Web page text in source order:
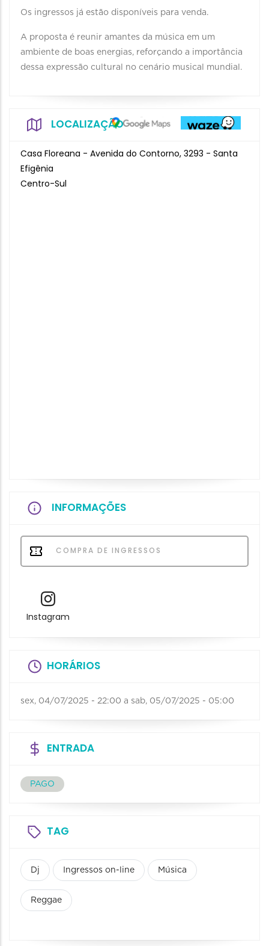
Os ingressos já estão disponíveis para venda.
A proposta é reunir amantes da música em um
ambiente de boas energias, reforçando a importância
dessa expressão cultural no cenário musical mundial.
LOCALIZAÇÃO
Casa Floreana - Avenida do Contorno, 3293 - Santa
Efigênia
Centro-Sul
INFORMAÇÕES
COMPRA DE INGRESSOS
Instagram
HORÁRIOS
sex, 04/07/2025 - 22:00 a sab, 05/07/2025 - 05:00
ENTRADA
PAGO
TAG
Dj Ingressos on-line Música
Reggae